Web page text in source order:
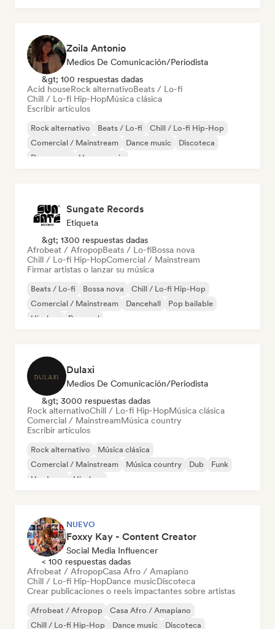
Zoila Antonio
Medios De Comunicación/Periodista
&gt; 100 respuestas dadas
Acid houseRock alternativoBeats / Lo-fi
Chill / Lo-fi Hip-HopMúsica clásica
Escribir artículos
Rock alternativo Beats / Lo-fi
Chill / Lo-fi Hip-Hop
Comercial / Mainstream
Dance music
Discoteca
Dream pop
House music
Sungate Records
Etiqueta
&gt; 1300 respuestas dadas
Afrobeat / AfropopBeats / Lo-fiBossa nova
Chill / Lo-fi Hip-HopComercial / Mainstream
Firmar artistas o lanzar su música
Beats / Lo-fi Bossa nova
Chill / Lo-fi Hip-Hop
Comercial / Mainstream
Dancehall
Pop bailable
Hip-hop
Pop soul
Dulaxi
Medios De Comunicación/Periodista
&gt; 3000 respuestas dadas
Rock alternativoChill / Lo-fi Hip-HopMúsica clásica
Comercial / MainstreamMúsica country
Escribir artículos
Rock alternativo
Música clásica
Comercial / Mainstream
Música country Dub
Funk
Hardcore
Hip-hop
NUEVO
Foxxy Kay - Content Creator
Social Media Influencer
< 100 respuestas dadas
Afrobeat / AfropopCasa Afro / Amapiano
Chill / Lo-fi Hip-HopDance musicDiscoteca
Crear publicaciones o reels impactantes sobre artistas
Afrobeat / Afropop
Casa Afro / Amapiano
Chill / Lo-fi Hip-Hop
Dance music Discoteca